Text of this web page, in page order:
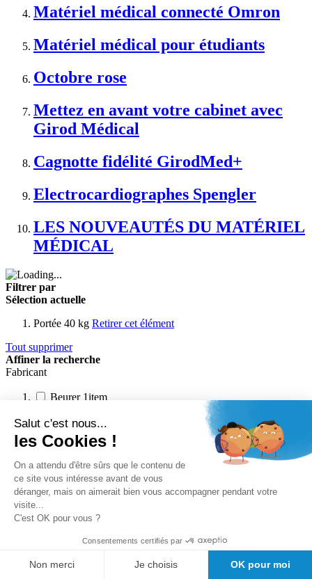
Matériel médical connecté Omron
Matériel médical pour étudiants
Octobre rose
Mettez en avant votre cabinet avec
Girod Médical
Cagnotte fidélité GirodMed+
Electrocardiographes Spengler
LES NOUVEAUTÉS DU MATÉRIEL
MÉDICAL
Filtrer par
Sélection actuelle
Portée 40 kg Retirer cet élément
Tout supprimer
Affiner la recherche
Fabricant
Beurer 1item
Portée
40 kg1item
Prix
On en parle sur le blog
Problème de poids ? Comprendre et surveiller son
poids.
Salut c'est nous...
les Cookies !
On a attendu d'être sûrs que le contenu de
ce site vous intéresse avant de vous
déranger, mais on aimerait bien vous accompagner pendant votre
visite...
C'est OK pour vous ?
Consentements certifiés par
Non merci Je choisis OK pour moi